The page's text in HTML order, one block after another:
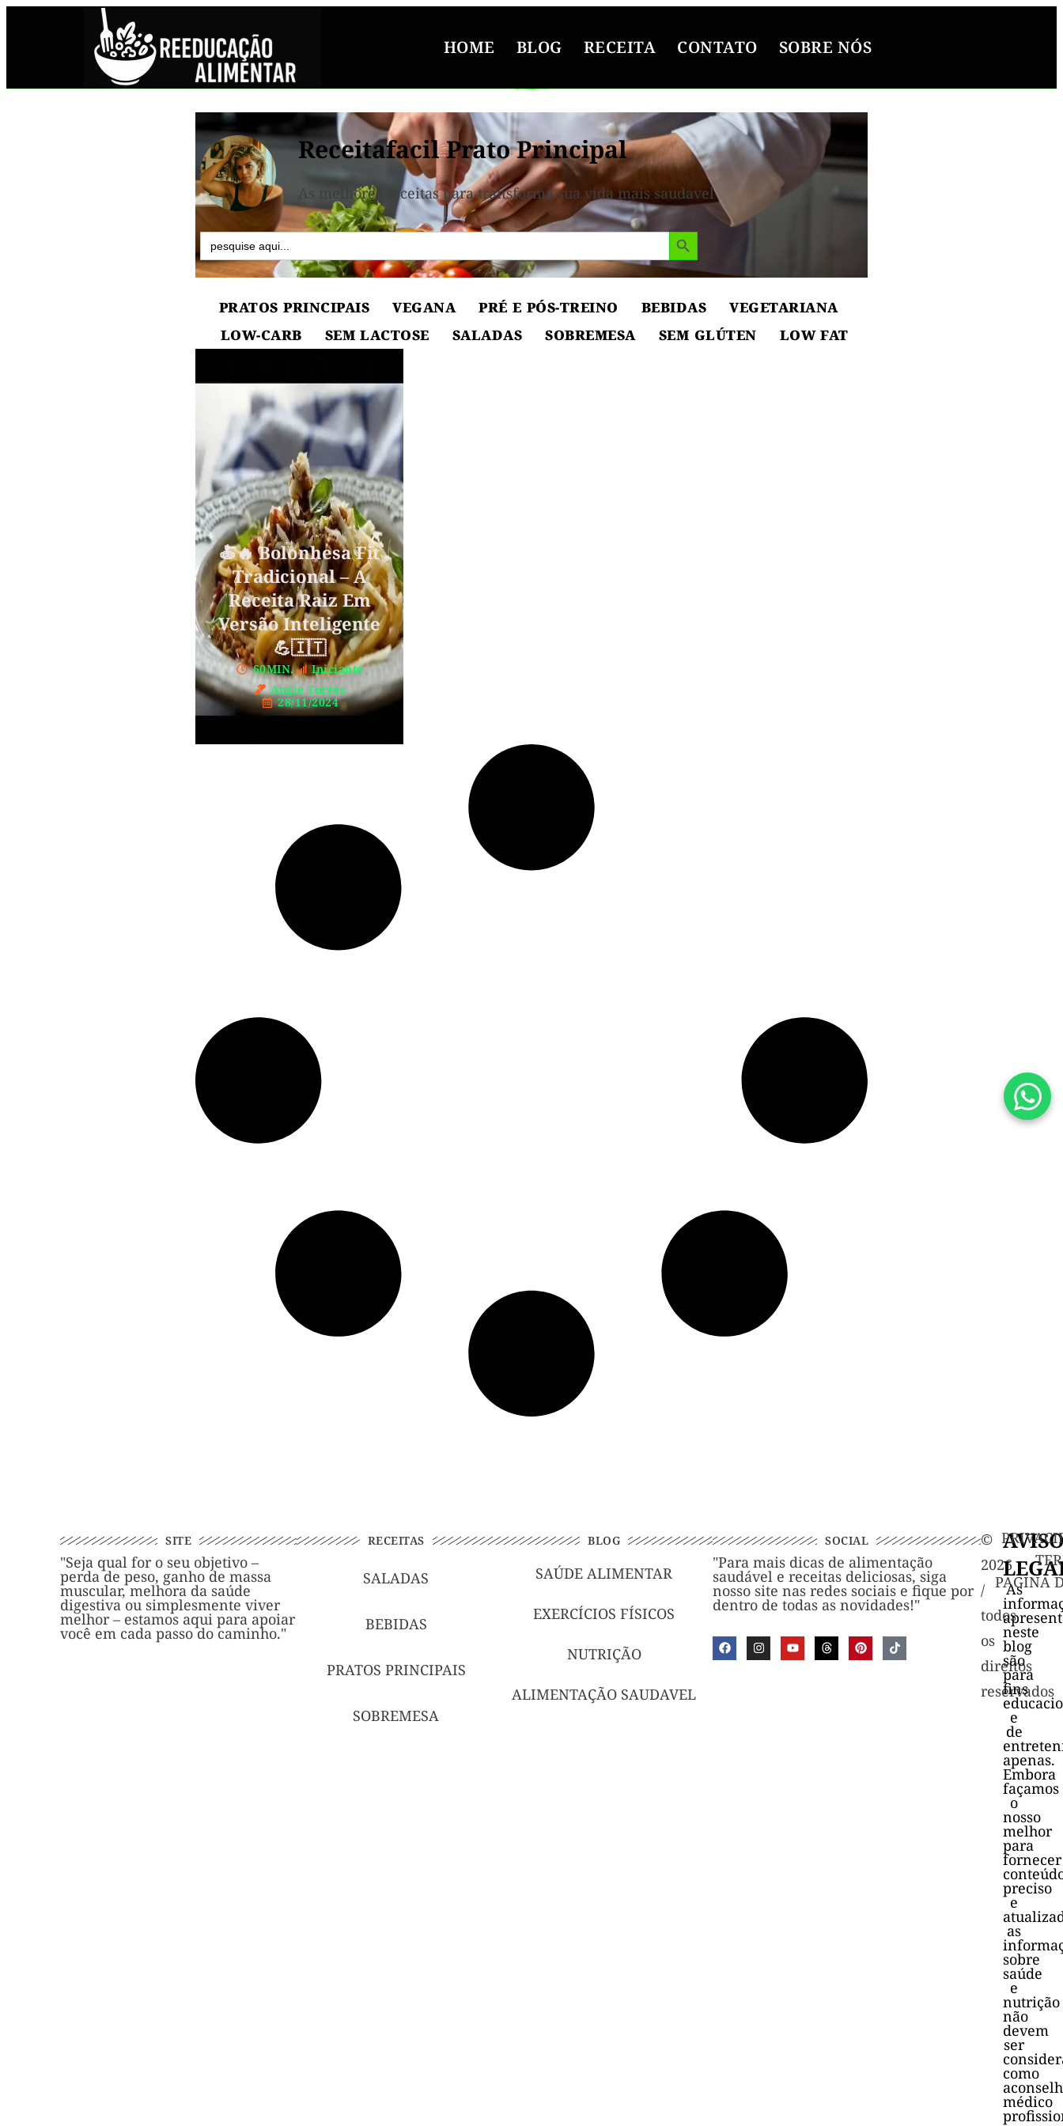
HOME BLOG RECEITA CONTATO SOBRE NÓS
Receitafacil Prato Principal
As melhores receitas para transforma sua vida mais saudavel
Search
for:
Search Button
PRATOS PRINCIPAIS VEGANA PRÉ E PÓS-TREINO BEBIDAS
VEGETARIANA
LOW-CARB
SEM LACTOSE SALADAS SOBREMESA SEM GLÚTEN LOW FAT
🍝🔥 Bolonhesa Fit
Tradicional – A
Receita Raiz Em
Versão Inteligente
💪🇮🇹
60MIN.
Iniciante
Angie Torres
28/11/2024
SITE
"Seja qual for o seu objetivo –
perda de peso, ganho de massa
muscular, melhora da saúde
digestiva ou simplesmente viver
melhor – estamos aqui para apoiar
você em cada passo do caminho."
RECEITAS
SALADAS
BEBIDAS
PRATOS PRINCIPAIS
SOBREMESA
BLOG
SAÚDE ALIMENTAR
EXERCÍCIOS FÍSICOS
NUTRIÇÃO
ALIMENTAÇÃO SAUDAVEL
SOCIAL
"Para mais dicas de alimentação
saudável e receitas deliciosas, siga
nosso site nas redes sociais e fique por
dentro de todas as novidades!"
©️
2026
/
todos
os
direitos
reservados
PAGINA
As
neste
blog
são
para
fins
e
de
apenas.
Embora
façamos
o
nosso
melhor
para
fornecer
preciso
e
as
sobre
saúde
e
nutrição
não
devem
ser
como
médico